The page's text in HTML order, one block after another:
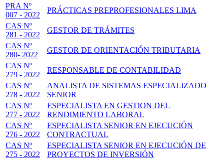
PRA Nº
007 - 2022
PRÁCTICAS PREPROFESIONALES LIMA
CAS Nº
281 - 2022
GESTOR DE TRÁMITES
CAS Nº
280- 2022
GESTOR DE ORIENTACIÓN TRIBUTARIA
CAS Nº
279 - 2022
RESPONSABLE DE CONTABILIDAD
CAS Nº
278 - 2022
ANALISTA DE SISTEMAS ESPECIALIZADO
SENIOR
CAS Nº
277 - 2022
ESPECIALISTA EN GESTION DEL
RENDIMIENTO LABORAL
CAS Nº
276 - 2022
ESPECIALISTA SENIOR EN EJECUCIÓN
CONTRACTUAL
CAS Nº
275 - 2022
ESPECIALISTA SENIOR EN EJECUCIÓN DE
PROYECTOS DE INVERSIÓN